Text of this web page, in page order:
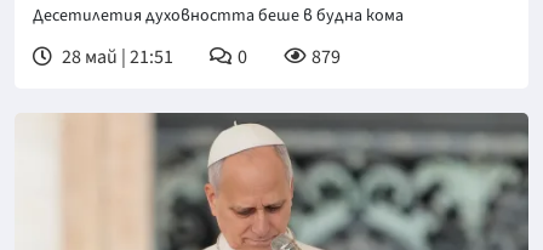
Десетилетия духовността беше в будна кома
28 май | 21:51 0 879